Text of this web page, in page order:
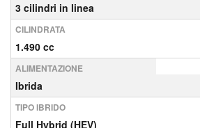
3 cilindri in linea
CILINDRATA
1.490 cc
ALIMENTAZIONE
Ibrida
TIPO IBRIDO
Full Hybrid (HEV)